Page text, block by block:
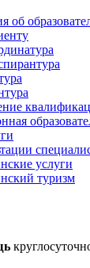
об
услуги
туризм